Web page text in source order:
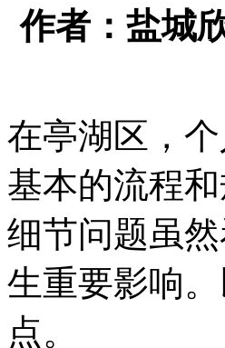
作者：盐城
在亭湖区，
基本的流程
细节问题虽
生重要影响
点。